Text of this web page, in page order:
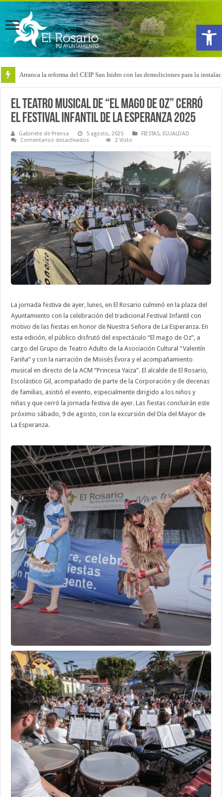
Abrir
Arranca la reforma del CEIP San Isidro con las demoliciones para la
El teatro musical de “El mago de Oz” cerró
el Festival infantil de La Esperanza 2025
Gabinete de Prensa 5 agosto, 2025 FIESTAS,IGUALDAD
Comentarios desactivados
teatro
musical
de
“El
mago
de
Oz”
cerró
el
Festival
infantil
de
La
Esperanza
2025
2 Visto
La jornada festiva de ayer, lunes, en El Rosario culminó en la plaza del
Ayuntamiento con la celebración del tradicional Festival Infantil con
motivo de las fiestas en honor de Nuestra Señora de La Esperanza. En
esta edición, el público disfrutó del espectáculo “El mago de Oz”, a
cargo del Grupo de Teatro Adulto de la Asociación Cultural “Valentín
Fariña” y con la narración de Moisés Évora y el acompañamiento
musical en directo de la ACM “Princesa Yaiza”. El alcalde de El Rosario,
Escolástico Gil, acompañado de parte de la Corporación y de decenas
de familias, asistió el evento, especialmente dirigido a los niños y
niñas y que cerró la jornada festiva de ayer. Las fiestas concluirán este
próximo sábado, 9 de agosto, con la excursión del Día del Mayor de
La Esperanza.